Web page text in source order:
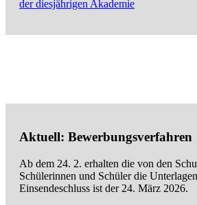
der diesjährigen Akademie
Aktuell: Bewerbungsverfahren
Ab dem 24. 2. erhalten die von den
Schülerinnen und Schüler die
Einsendeschluss ist der 24. März 2026.